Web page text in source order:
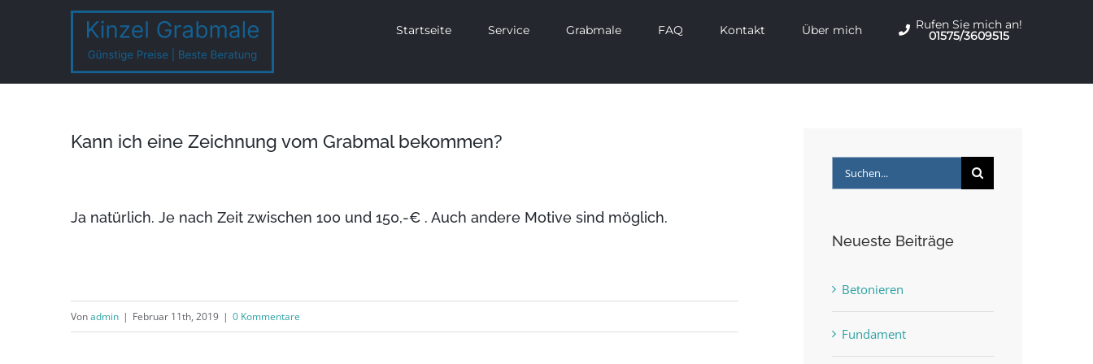
Startseite Service Grabmale FAQ Kontakt Über mich Rufen Sie mich an!
01575/3609515
Kann ich eine Zeichnung vom Grabmal bekommen?
Ja natürlich. Je nach Zeit zwischen 100 und 150,-€ . Auch andere Motive sind möglich.
Vonadmin | Februar 11th, 2019 | 0 Kommentare
Suche
Neueste Beiträge
Betonieren
Fundament